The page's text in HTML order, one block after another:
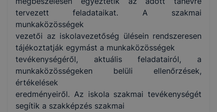
tervezett feladataikat. A szakmai
munkaközösségek
vezetői az iskolavezetőség ülésein rendszeresen
tájékoztatják egymást a munkaközösségek
tevékenységéről, aktuális feladatairól, a
munkaközösségeken belüli ellenőrzések,
értékelések
eredményeiről. Az iskola szakmai tevékenységét
segítik a szakképzés szakmai